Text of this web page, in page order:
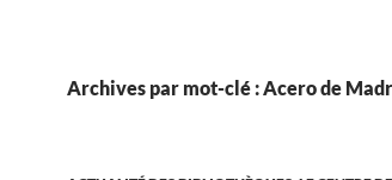
Archives par mot-clé : Acero de